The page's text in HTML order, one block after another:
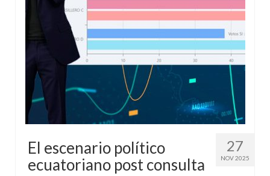
Mundo
Aula Virtual
27
NOV 2025
El escenario político
ecuatoriano post consulta